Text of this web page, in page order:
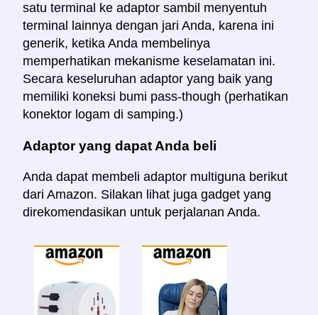
satu terminal ke adaptor sambil menyentuh
terminal lainnya dengan jari Anda, karena ini
generik, ketika Anda membelinya
memperhatikan mekanisme keselamatan ini.
Secara keseluruhan adaptor yang baik yang
memiliki koneksi bumi pass-though (perhatikan
konektor logam di samping.)
Adaptor yang dapat Anda beli
Anda dapat membeli adaptor multiguna berikut
dari Amazon. Silakan lihat juga gadget yang
direkomendasikan untuk perjalanan Anda.